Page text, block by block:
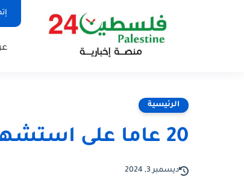
الرئيسية
20 عاما على استشهاد القائد ياسر عرفات
ديسمبر 3, 2024